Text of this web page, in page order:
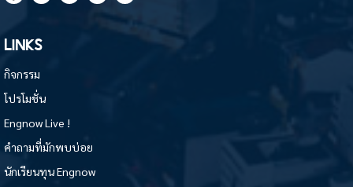
LINKS
กิจกรรม
โปรโมชั่น
Engnow Live !
คำถามที่มักพบบ่อย
นักเรียนทุน Engnow